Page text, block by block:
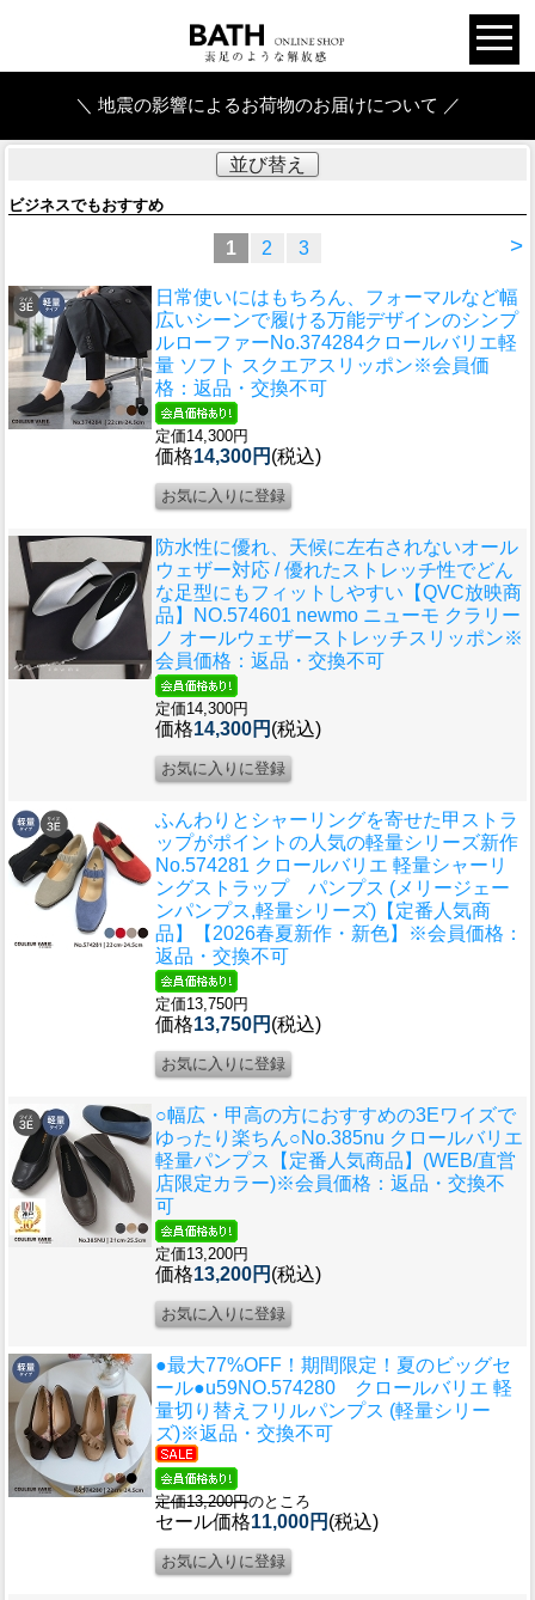
＼ 地震の影響によるお荷物のお届けについて ／
並び替え
ビジネスでもおすすめ
>
1 2 3
日常使いにはもちろん、フォーマルなど幅
広いシーンで履ける万能デザインのシンプ
ルローファーNo.374284クロールバリエ軽
量 ソフト スクエアスリッポン※会員価
格：返品・交換不可
定価14,300円
価格14,300円 (税込)
防水性に優れ、天候に左右されないオール
ウェザー対応 / 優れたストレッチ性でどん
な足型にもフィットしやすい 【QVC放映商
品】NO.574601 newmo ニューモ クラリー
ノ オールウェザーストレッチスリッポン※
会員価格：返品・交換不可
定価14,300円
価格14,300円 (税込)
ふんわりとシャーリングを寄せた甲ストラ
ップがポイントの人気の軽量シリーズ新作
No.574281 クロールバリエ 軽量シャーリ
ングストラップ パンプス (メリージェー
ンパンプス,軽量シリーズ)【定番人気商
品】【2026春夏新作・新色】※会員価格：
返品・交換不可
定価13,750円
価格13,750円 (税込)
○幅広・甲高の方におすすめの3Eワイズで
ゆったり楽ちん○No.385nu クロールバリエ
軽量パンプス【定番人気商品】(WEB/直営
店限定カラー)※会員価格：返品・交換不
可
定価13,200円
価格13,200円 (税込)
●最大77%OFF！期間限定！夏のビッグセ
ール●u59NO.574280 クロールバリエ 軽
量切り替えフリルパンプス (軽量シリー
ズ)※返品・交換不可
定価13,200円のところ
セール価格11,000円 (税込)